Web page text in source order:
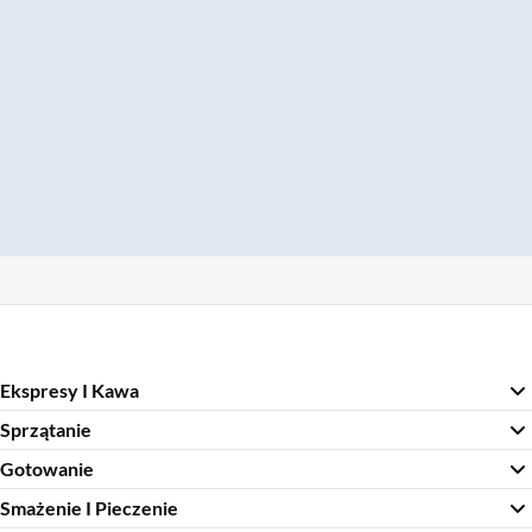
Ekspresy I Kawa
Sprzątanie
Gotowanie
Smażenie I Pieczenie